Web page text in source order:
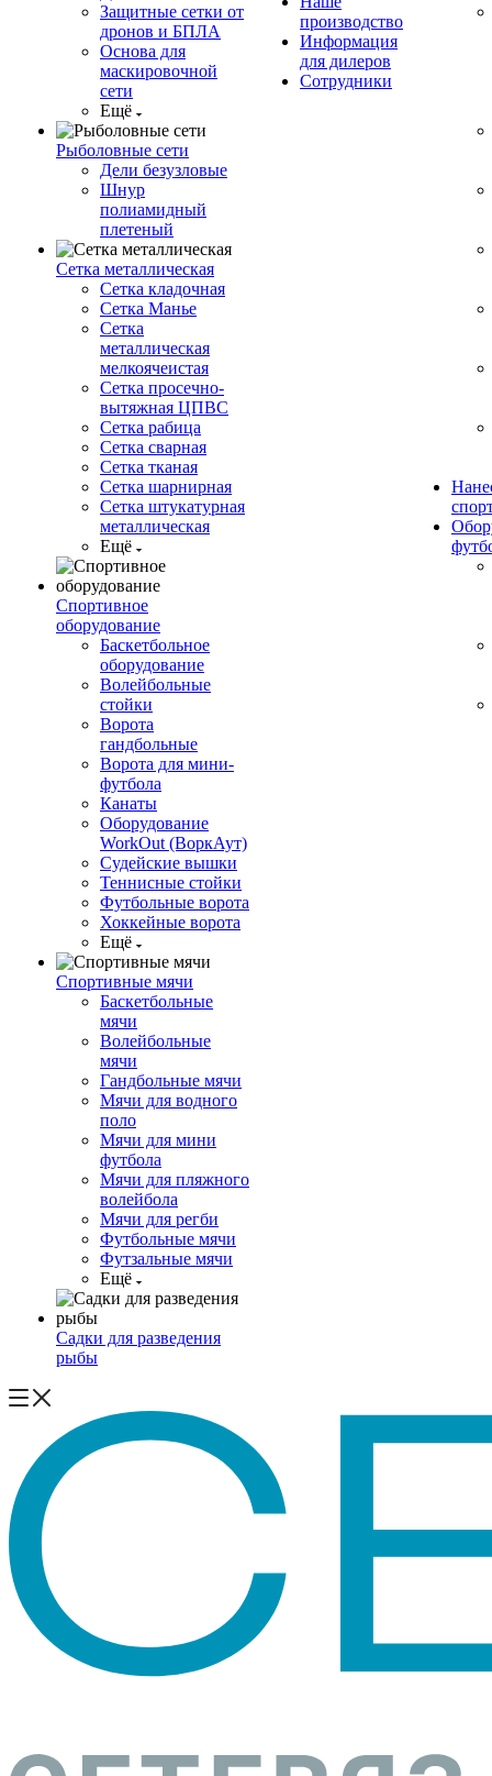
Защитные сетки от
дронов и БПЛА
Основа для
маскировочной
сети
Ещё
Рыболовные сети
Дели безузловые
Шнур
полиамидный
плетеный
Сетка металлическая
Сетка кладочная
Сетка Манье
Сетка
металлическая
мелкоячеистая
Сетка просечно-
вытяжная ЦПВС
Сетка рабица
Сетка сварная
Сетка тканая
Сетка шарнирная
Сетка штукатурная
металлическая
Ещё
Спортивное
оборудование
Баскетбольное
оборудование
Волейбольные
стойки
Ворота
гандбольные
Ворота для мини-
футбола
Канаты
Оборудование
WorkOut (ВоркАут)
Судейские вышки
Теннисные стойки
Футбольные ворота
Хоккейные ворота
Ещё
Спортивные мячи
Баскетбольные
мячи
Волейбольные
мячи
Гандбольные мячи
Мячи для водного
поло
Мячи для мини
футбола
Мячи для пляжного
волейбола
Мячи для регби
Футбольные мячи
Футзальные мячи
Ещё
Садки для разведения
рыбы
производство
Информация
для дилеров
Сотрудники